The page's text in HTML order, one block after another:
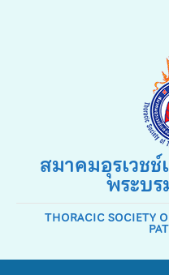
สมาคมอุรเวช
พระบ
THORACIC SOCIETY